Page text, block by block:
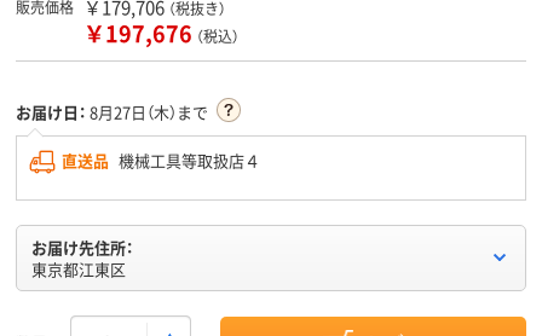
販売価格 ￥179,706 （税抜き）
￥197,676 （税込）
お届け日： 8月27日（木）まで
直送品 機械工具等取扱店４
お届け先住所：
東京都江東区